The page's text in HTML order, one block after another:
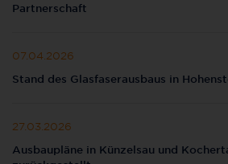
Partnerschaft
07.04.2026
Stand des Glasfaserausbaus in
27.03.2026
Ausbaupläne in Künzelsau und